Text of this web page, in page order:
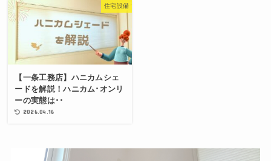
住宅設備
【一条工務店】ハニカムシェ
ードを解説！ハニカム･オンリ
ーの実態は･･
2026.04.16